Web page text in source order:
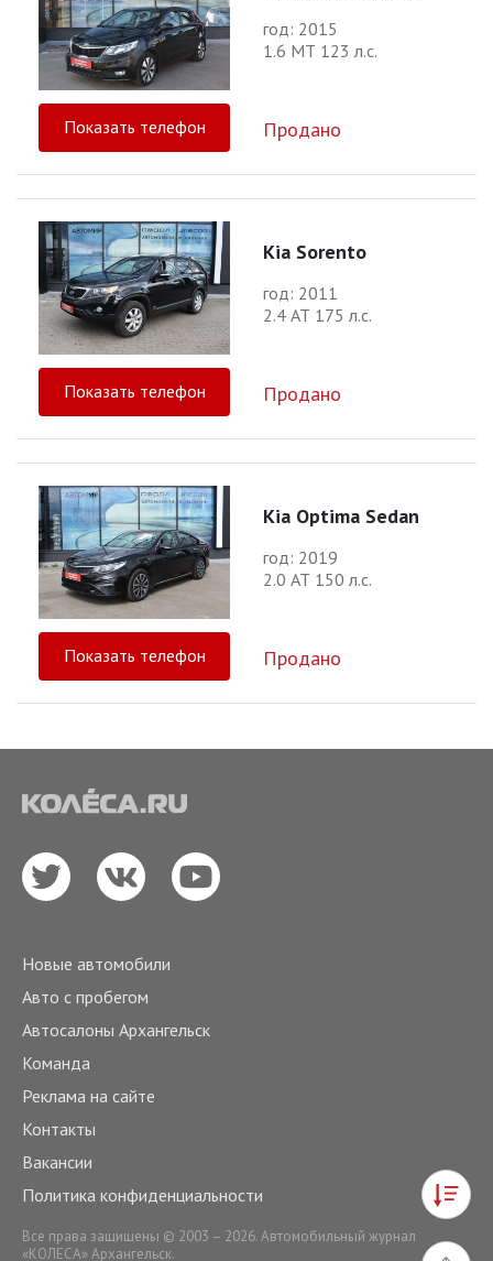
год: 2015
1.6 МТ 123 л.с.
Показать телефон Продано
Kia Sorento
год: 2011
2.4 АТ 175 л.с.
Показать телефон Продано
Kia Optima Sedan
год: 2019
2.0 АТ 150 л.с.
Показать телефон Продано
Новые автомобили
Авто с пробегом
Автосалоны Архангельск
Команда
Реклама на сайте
Контакты
Вакансии
Политика конфиденциальности
Все права защищены © 2003 – 2026. Автомобильный журнал
«КОЛЕСА» Архангельск.